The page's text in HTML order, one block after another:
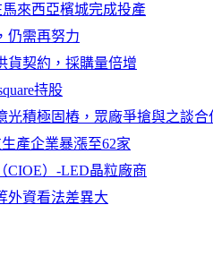
來西亞檳城完成投產
仍需再努力
貨契約，採購量倍增
持股
光積極固樁，眾廠爭搶與之談合
產企業暴漲至62家
CIOE）-LED晶粒廠商
外資看法差異大